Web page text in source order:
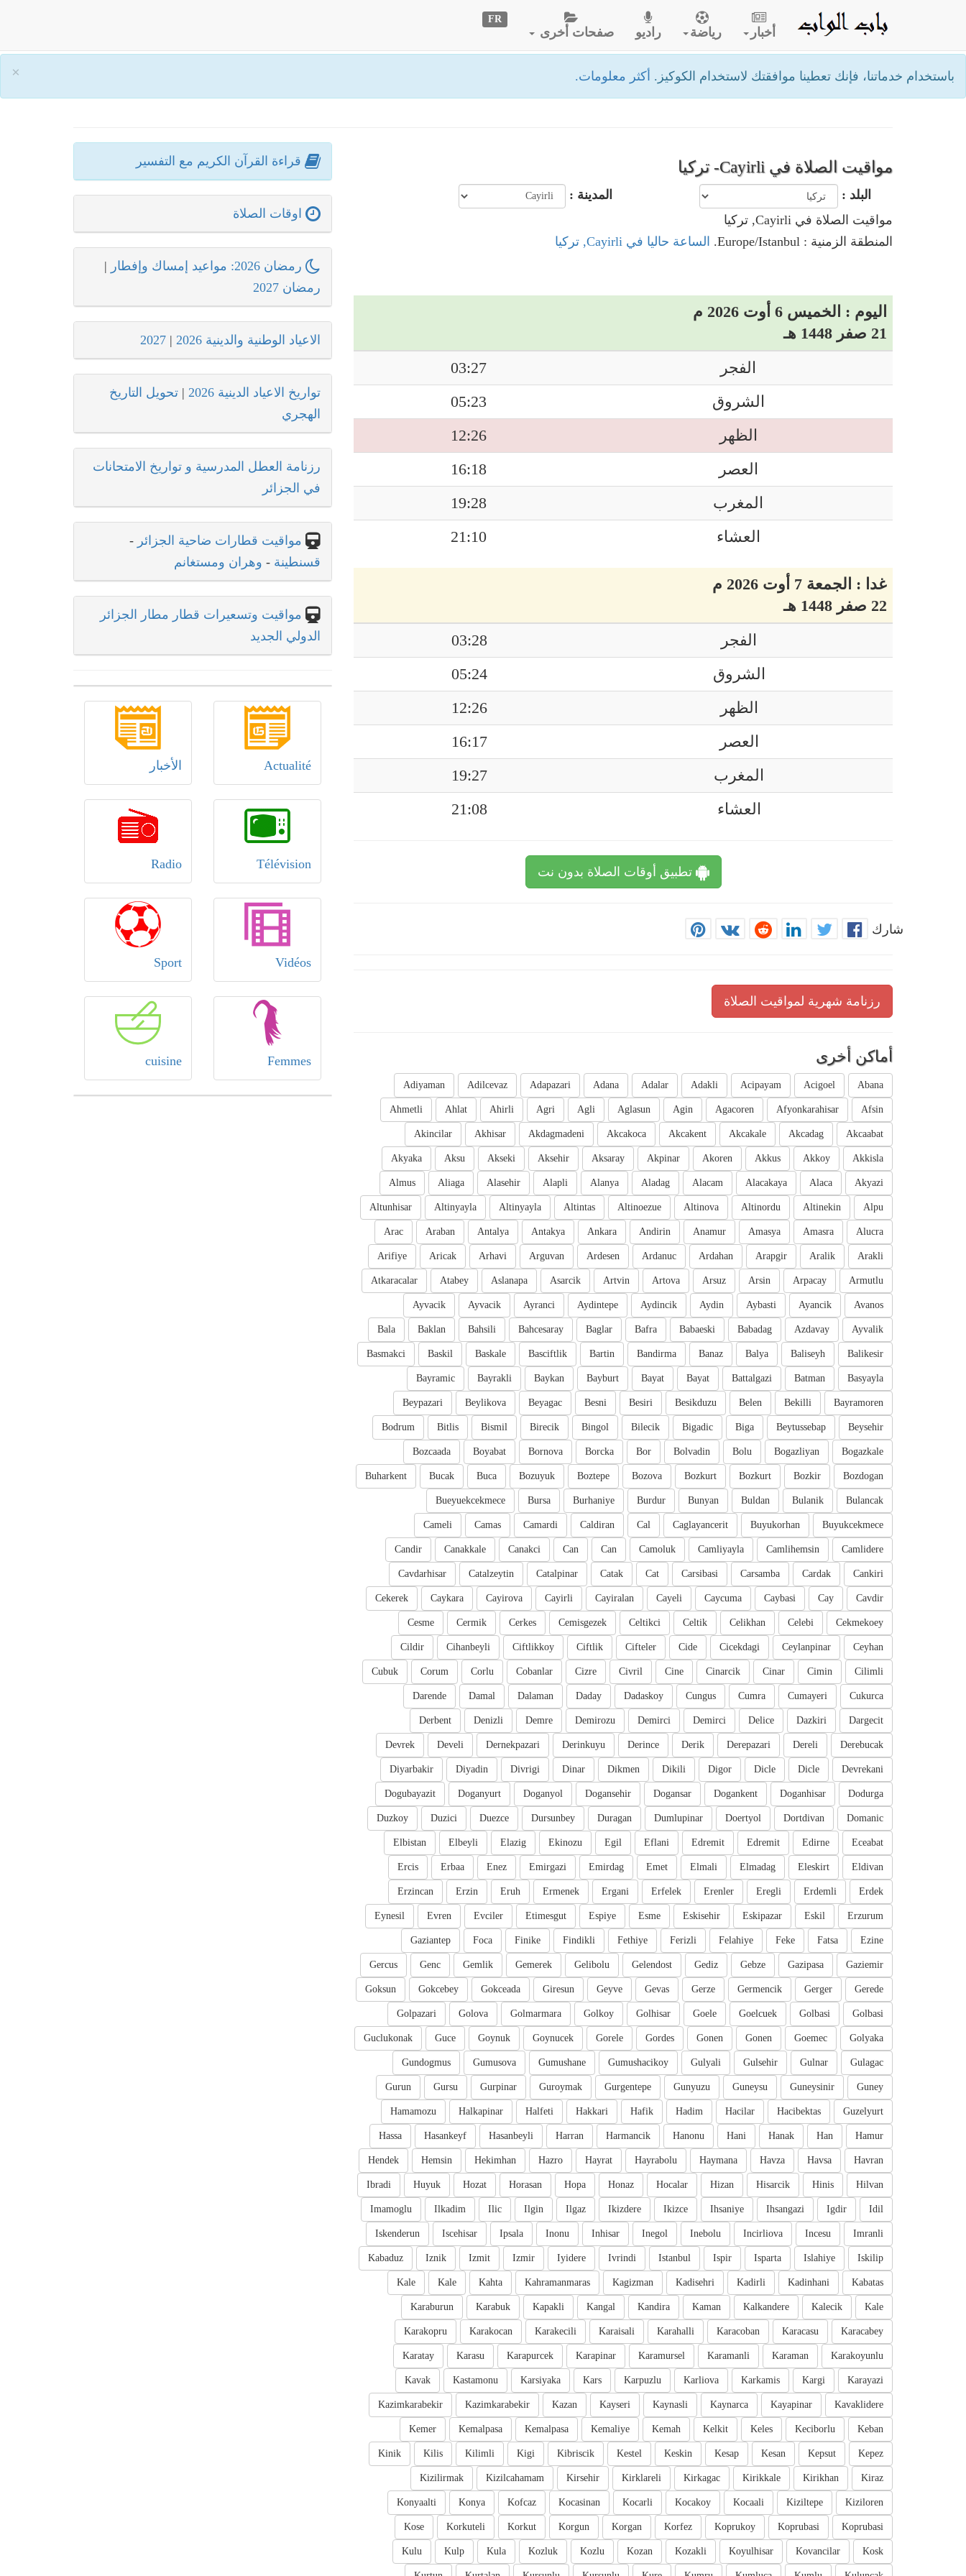
× باستخدام خدماتنا، فإنك تعطينا موافقتك لاستخدام الكوكيز. أكثر معلومات.
أخبار رياضة راديو صفحات أخرى
FR
مواقيت الصلاة في Cayirli- تركيا
البلد :
المدينة :
مواقيت الصلاة في Cayirli, تركيا
المنطقة الزمنية : Europe/Istanbul.
الساعة حاليا في Cayirli, تركيا
اليوم : الخميس 6 أوت 2026 م
21 صفر 1448 هـ
الفجر
03:27
الشروق
05:23
الظهر
12:26
العصر
16:18
المغرب
19:28
العشاء
21:10
غدا : الجمعة 7 أوت 2026 م
22 صفر 1448 هـ
الفجر
03:28
الشروق
05:24
الظهر
12:26
العصر
16:17
المغرب
19:27
العشاء
21:08
تطبيق أوقات الصلاة بدون نت
شارك
رزنامة شهرية لمواقيت الصلاة
أماكن أخرى
Abana
Acigoel
Acipayam
Adakli
Adalar
Adana
Adapazari
Adilcevaz
Adiyaman
Afsin
Afyonkarahisar
Agacoren
Agin
Aglasun
Agli
Agri
Ahirli
Ahlat
Ahmetli
Akcaabat
Akcadag
Akcakale
Akcakent
Akcakoca
Akdagmadeni
Akhisar
Akincilar
Akkisla
Akkoy
Akkus
Akoren
Akpinar
Aksaray
Aksehir
Akseki
Aksu
Akyaka
Akyazi
Alaca
Alacakaya
Alacam
Aladag
Alanya
Alapli
Alasehir
Aliaga
Almus
Alpu
Altinekin
Altinordu
Altinova
Altinoezue
Altintas
Altinyayla
Altinyayla
Altunhisar
Alucra
Amasra
Amasya
Anamur
Andirin
Ankara
Antakya
Antalya
Araban
Arac
Arakli
Aralik
Arapgir
Ardahan
Ardanuc
Ardesen
Arguvan
Arhavi
Aricak
Arifiye
Armutlu
Arpacay
Arsin
Arsuz
Artova
Artvin
Asarcik
Aslanapa
Atabey
Atkaracalar
Avanos
Ayancik
Aybasti
Aydin
Aydincik
Aydintepe
Ayranci
Ayvacik
Ayvacik
Ayvalik
Azdavay
Babadag
Babaeski
Bafra
Baglar
Bahcesaray
Bahsili
Baklan
Bala
Balikesir
Baliseyh
Balya
Banaz
Bandirma
Bartin
Basciftlik
Baskale
Baskil
Basmakci
Basyayla
Batman
Battalgazi
Bayat
Bayat
Bayburt
Baykan
Bayrakli
Bayramic
Bayramoren
Bekilli
Belen
Besikduzu
Besiri
Besni
Beyagac
Beylikova
Beypazari
Beysehir
Beytussebap
Biga
Bigadic
Bilecik
Bingol
Birecik
Bismil
Bitlis
Bodrum
Bogazkale
Bogazliyan
Bolu
Bolvadin
Bor
Borcka
Bornova
Boyabat
Bozcaada
Bozdogan
Bozkir
Bozkurt
Bozkurt
Bozova
Boztepe
Bozuyuk
Buca
Bucak
Buharkent
Bulancak
Bulanik
Buldan
Bunyan
Burdur
Burhaniye
Bursa
Bueyuekcekmece
Buyukcekmece
Buyukorhan
Caglayancerit
Cal
Caldiran
Camardi
Camas
Cameli
Camlidere
Camlihemsin
Camliyayla
Camoluk
Can
Can
Canakci
Canakkale
Candir
Cankiri
Cardak
Carsamba
Carsibasi
Cat
Catak
Catalpinar
Catalzeytin
Cavdarhisar
Cavdir
Cay
Caybasi
Caycuma
Cayeli
Cayiralan
Cayirli
Cayirova
Caykara
Cekerek
Cekmekoey
Celebi
Celikhan
Celtik
Celtikci
Cemisgezek
Cerkes
Cermik
Cesme
Ceyhan
Ceylanpinar
Cicekdagi
Cide
Cifteler
Ciftlik
Ciftlikkoy
Cihanbeyli
Cildir
Cilimli
Cimin
Cinar
Cinarcik
Cine
Civril
Cizre
Cobanlar
Corlu
Corum
Cubuk
Cukurca
Cumayeri
Cumra
Cungus
Dadaskoy
Daday
Dalaman
Damal
Darende
Dargecit
Dazkiri
Delice
Demirci
Demirci
Demirozu
Demre
Denizli
Derbent
Derebucak
Dereli
Derepazari
Derik
Derince
Derinkuyu
Dernekpazari
Develi
Devrek
Devrekani
Dicle
Dicle
Digor
Dikili
Dikmen
Dinar
Divrigi
Diyadin
Diyarbakir
Dodurga
Doganhisar
Dogankent
Dogansar
Dogansehir
Doganyol
Doganyurt
Dogubayazit
Domanic
Dortdivan
Doertyol
Dumlupinar
Duragan
Dursunbey
Duezce
Duzici
Duzkoy
Eceabat
Edirne
Edremit
Edremit
Eflani
Egil
Ekinozu
Elazig
Elbeyli
Elbistan
Eldivan
Eleskirt
Elmadag
Elmali
Emet
Emirdag
Emirgazi
Enez
Erbaa
Ercis
Erdek
Erdemli
Eregli
Erenler
Erfelek
Ergani
Ermenek
Eruh
Erzin
Erzincan
Erzurum
Eskil
Eskipazar
Eskisehir
Esme
Espiye
Etimesgut
Evciler
Evren
Eynesil
Ezine
Fatsa
Feke
Felahiye
Ferizli
Fethiye
Findikli
Finike
Foca
Gaziantep
Gaziemir
Gazipasa
Gebze
Gediz
Gelendost
Gelibolu
Gemerek
Gemlik
Genc
Gercus
Gerede
Gerger
Germencik
Gerze
Gevas
Geyve
Giresun
Gokceada
Gokcebey
Goksun
Golbasi
Golbasi
Goelcuek
Goele
Golhisar
Golkoy
Golmarmara
Golova
Golpazari
Golyaka
Goemec
Gonen
Gonen
Gordes
Gorele
Goynucek
Goynuk
Guce
Guclukonak
Gulagac
Gulnar
Gulsehir
Gulyali
Gumushacikoy
Gumushane
Gumusova
Gundogmus
Guney
Guneysinir
Guneysu
Gunyuzu
Gurgentepe
Guroymak
Gurpinar
Gursu
Gurun
Guzelyurt
Hacibektas
Hacilar
Hadim
Hafik
Hakkari
Halfeti
Halkapinar
Hamamozu
Hamur
Han
Hanak
Hani
Hanonu
Harmancik
Harran
Hasanbeyli
Hasankeyf
Hassa
Havran
Havsa
Havza
Haymana
Hayrabolu
Hayrat
Hazro
Hekimhan
Hemsin
Hendek
Hilvan
Hinis
Hisarcik
Hizan
Hocalar
Honaz
Hopa
Horasan
Hozat
Huyuk
Ibradi
Idil
Igdir
Ihsangazi
Ihsaniye
Ikizce
Ikizdere
Ilgaz
Ilgin
Ilic
Ilkadim
Imamoglu
Imranli
Incesu
Incirliova
Inebolu
Inegol
Inhisar
Inonu
Ipsala
Iscehisar
Iskenderun
Iskilip
Islahiye
Isparta
Ispir
Istanbul
Ivrindi
Iyidere
Izmir
Izmit
Iznik
Kabaduz
Kabatas
Kadinhani
Kadirli
Kadisehri
Kagizman
Kahramanmaras
Kahta
Kale
Kale
Kale
Kalecik
Kalkandere
Kaman
Kandira
Kangal
Kapakli
Karabuk
Karaburun
Karacabey
Karacasu
Karacoban
Karahalli
Karaisali
Karakecili
Karakocan
Karakopru
Karakoyunlu
Karaman
Karamanli
Karamursel
Karapinar
Karapurcek
Karasu
Karatay
Karayazi
Kargi
Karkamis
Karliova
Karpuzlu
Kars
Karsiyaka
Kastamonu
Kavak
Kavaklidere
Kayapinar
Kaynarca
Kaynasli
Kayseri
Kazan
Kazimkarabekir
Kazimkarabekir
Keban
Keciborlu
Keles
Kelkit
Kemah
Kemaliye
Kemalpasa
Kemalpasa
Kemer
Kepez
Kepsut
Kesan
Kesap
Keskin
Kestel
Kibriscik
Kigi
Kilimli
Kilis
Kinik
Kiraz
Kirikhan
Kirikkale
Kirkagac
Kirklareli
Kirsehir
Kizilcahamam
Kizilirmak
Kiziloren
Kiziltepe
Kocaali
Kocakoy
Kocarli
Kocasinan
Kofcaz
Konya
Konyaalti
Koprubasi
Koprubasi
Koprukoy
Korfez
Korgan
Korgun
Korkut
Korkuteli
Kose
Kosk
Kovancilar
Koyulhisar
Kozakli
Kozan
Kozlu
Kozluk
Kula
Kulp
Kulu
قراءة القرآن الكريم مع التفسير
اوقات الصلاة
رمضان 2026: مواعيد إمساك وإفطار
|
رمضان 2027
الاعياد الوطنية والدينية 2026 |
2027
تواريخ الاعياد الدينية 2026 | تحويل التاريخ
الهجري
رزنامة العطل المدرسية و تواريخ الامتحانات
في الجزائر
مواقيت قطارات ضاحية الجزائر -
قسنطينة - وهران ومستغانم
مواقيت وتسعيرات قطار مطار الجزائر
الدولي الجديد
Actualité الأخبار
Télévision
Radio
Vidéos
Sport
Femmes
cuisine